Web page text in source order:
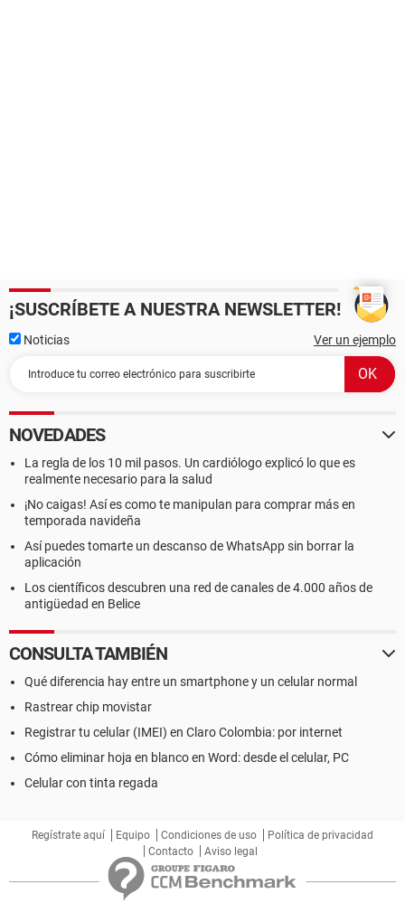
¡SUSCRÍBETE A NUESTRA NEWSLETTER!
Noticias Ver un ejemplo
NOVEDADES
La regla de los 10 mil pasos. Un cardiólogo explicó lo que es
realmente necesario para la salud
¡No caigas! Así es como te manipulan para comprar más en
temporada navideña
Así puedes tomarte un descanso de WhatsApp sin borrar la
aplicación
Los científicos descubren una red de canales de 4.000 años de
antigüedad en Belice
CONSULTA TAMBIÉN
Qué diferencia hay entre un smartphone y un celular normal
Rastrear chip movistar
Registrar tu celular (IMEI) en Claro Colombia: por internet
Cómo eliminar hoja en blanco en Word: desde el celular, PC
Celular con tinta regada
Regístrate aquí Equipo Condiciones de uso
Política de privacidad
Contacto
Aviso legal